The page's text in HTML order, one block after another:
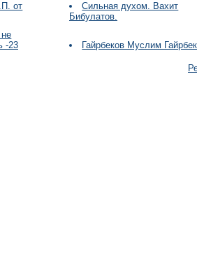
от
Сильная духом. Вахит
Бибулатов.
-23
Гайрбеков Муслим